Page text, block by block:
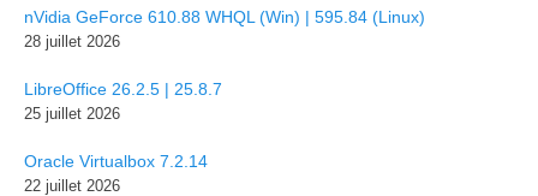
nVidia GeForce 610.88 WHQL (Win) | 595.84 (Linux)
28 juillet 2026
LibreOffice 26.2.5 | 25.8.7
25 juillet 2026
Oracle Virtualbox 7.2.14
22 juillet 2026